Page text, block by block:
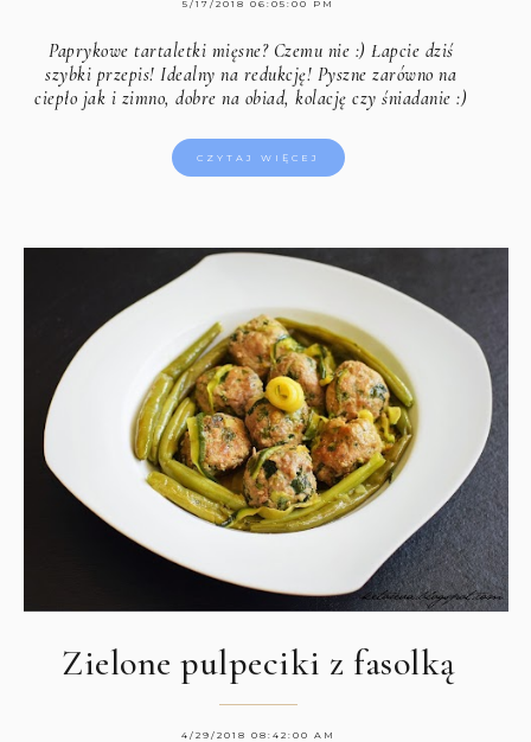
5/17/2018 06:05:00 PM
Paprykowe tartaletki mięsne? Czemu nie :) Łapcie dziś
szybki przepis! Idealny na redukcję! Pyszne zarówno na
ciepło jak i zimno, dobre na obiad, kolację czy śniadanie :)
CZYTAJ WIĘCEJ
Zielone pulpeciki z fasolką
4/29/2018 08:42:00 AM